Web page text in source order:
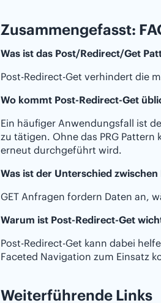
Zusammengefasst:
Was ist das Post/Redirect/Get
Post-Redirect-Get verhindert die
Wo kommt Post-Redirect-Get
Ein häufiger Anwendungsfall ist
zu tätigen. Ohne das PRG
erneut durchgeführt wird.
Was ist der Unterschied zwischen
GET Anfragen fordern Daten an,
Warum ist Post-Redirect-Get
Post-Redirect-Get kann dabei
Faceted Navigation zum Einsatz
Weiterführende Links